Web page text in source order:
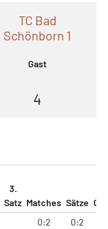
TC Bad
Schönborn 1
Gast
4
3.
Satz Matches Sätze
0:2 0:2